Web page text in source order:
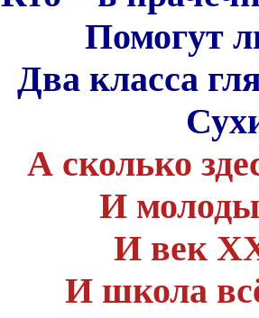
Помогут
Два класса
А сколько
И молоды
И век
И школа